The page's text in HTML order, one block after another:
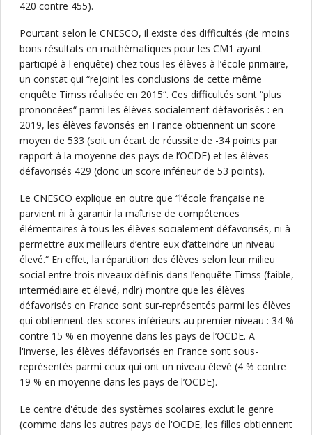
420 contre 455).
Pourtant selon le CNESCO, il existe des difficultés (de moins
bons résultats en mathématiques pour les CM1 ayant
participé à l'enquête) chez tous les élèves à l’école primaire,
un constat qui “rejoint les conclusions de cette même
enquête Timss réalisée en 2015“. Ces difficultés sont “plus
prononcées“ parmi les élèves socialement défavorisés : en
2019, les élèves favorisés en France obtiennent un score
moyen de 533 (soit un écart de réussite de -34 points par
rapport à la moyenne des pays de l’OCDE) et les élèves
défavorisés 429 (donc un score inférieur de 53 points).
Le CNESCO explique en outre que “l’école française ne
parvient ni à garantir la maîtrise de compétences
élémentaires à tous les élèves socialement défavorisés, ni à
permettre aux meilleurs d’entre eux d’atteindre un niveau
élevé.“ En effet, la répartition des élèves selon leur milieu
social entre trois niveaux définis dans l’enquête Timss (faible,
intermédiaire et élevé, ndlr) montre que les élèves
défavorisés en France sont sur-représentés parmi les élèves
qui obtiennent des scores inférieurs au premier niveau : 34 %
contre 15 % en moyenne dans les pays de l’OCDE. A
l'inverse, les élèves défavorisés en France sont sous-
représentés parmi ceux qui ont un niveau élevé (4 % contre
19 % en moyenne dans les pays de l’OCDE).
Le centre d'étude des systèmes scolaires exclut le genre
(comme dans les autres pays de l'OCDE, les filles obtiennent